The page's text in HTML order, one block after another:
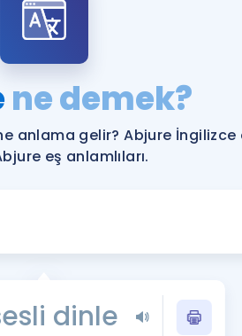
YDS ve YÖKDİL
Rehberlik Aracı
YDS ve YÖKDİL'e
Tüm ÖSYM
YDS - YÖKDİL
ne demek?
anlama gelir? Abjure İngilizce
eş anlamlıları.
dinle